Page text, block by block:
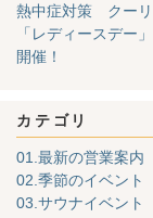
熱中症対策 クーリ
「レディースデー
開催！
カテゴリ
01.最新の営業案内
02.季節のイベント
03.サウナイベント